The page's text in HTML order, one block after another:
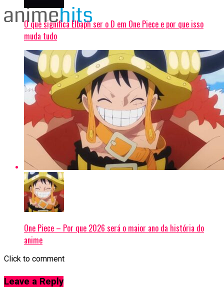
O que significa Elbaph ser o D em One Piece e por que isso
muda tudo
One Piece – Por que 2026 será o maior ano da história do
anime
Click to comment
Leave a Reply